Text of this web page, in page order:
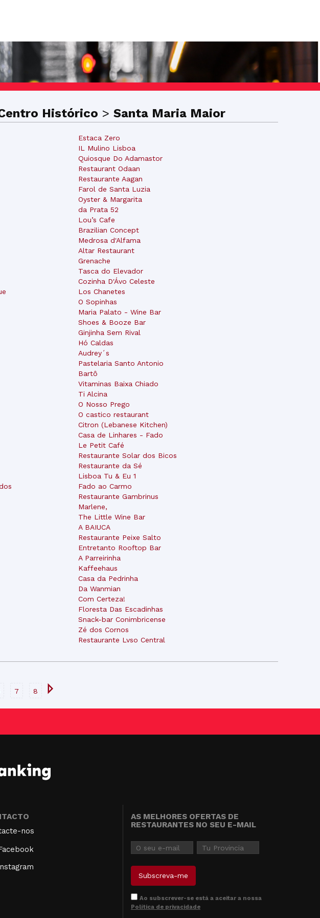
Histórico > Santa Maria Maior
Estaca Zero
IL Mulino Lisboa
Quiosque Do Adamastor
Restaurant Odaan
Restaurante Aagan
Farol de Santa Luzia
Oyster & Margarita
da Prata 52
Lou’s Cafe
Brazilian Concept
Medrosa d'Alfama
Altar Restaurant
Grenache
Tasca do Elevador
Cozinha D'Ávo Celeste
Los Chanetes
O Sopinhas
Maria Palato - Wine Bar
Shoes & Booze Bar
Ginjinha Sem Rival
Hó Caldas
Audrey´s
Pastelaria Santo Antonio
Bartô
Vitaminas Baixa Chiado
Ti Alcina
O Nosso Prego
O castico restaurant
Citron (Lebanese Kitchen)
Casa de Linhares - Fado
Le Petit Café
Restaurante Solar dos Bicos
Restaurante da Sé
Lisboa Tu & Eu 1
Fado ao Carmo
Restaurante Gambrinus
Marlene,
The Little Wine Bar
A BAIUCA
Restaurante Peixe Salto
Entretanto Rooftop Bar
A Parreirinha
Kaffeehaus
Casa da Pedrinha
Da Wanmian
Com Certeza!
Floresta Das Escadinhas
Snack-bar Conimbricense
Zé dos Cornos
Restaurante Lvso Central
7 8
nos
AS MELHORES OFERTAS DE
RESTAURANTES NO SEU E-MAIL
Ao subscrever-se está a aceitar a nossa
Política de privacidade